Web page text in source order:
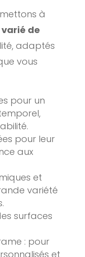
à
de
adaptés
vous
pour un
pour leur
aux
et
variété
surfaces
: pour
et